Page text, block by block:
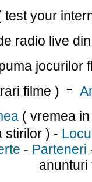
test your
radio live
jocurilor
filme ) -
( vremea
stirilor ) -
- Parteneri
anunturi